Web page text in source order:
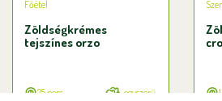
Főétel
Zöldségkrémes
tejszínes orzo
25 perc egyszerű